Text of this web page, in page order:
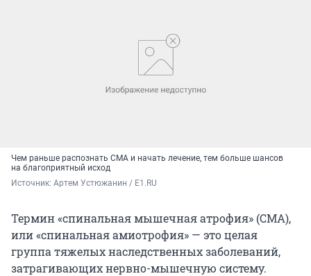
Чем раньше распознать СМА и начать лечение, тем больше шансов
на благоприятный исход
Источник: Артем Устюжанин / E1.RU
Термин «спинальная мышечная атрофия» (СМА),
или «спинальная амиотрофия» — это целая
группа тяжелых наследственных заболеваний,
затрагивающих нервно-мышечную систему.